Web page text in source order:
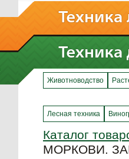
Животноводство
Лесная техника
Каталог
МОРКОВИ.